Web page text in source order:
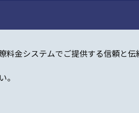
料金システムでご提供する信頼と
。